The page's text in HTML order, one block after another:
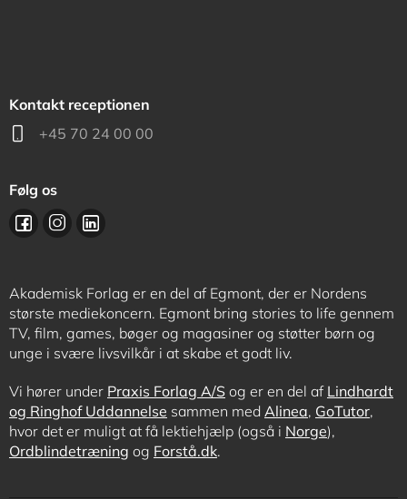
Kontakt receptionen
+45 70 24 00 00
Følg os
Akademisk Forlag er en del af Egmont, der er Nordens
største mediekoncern. Egmont bring stories to life gennem
TV, film, games, bøger og magasiner og støtter børn og
unge i svære livsvilkår i at skabe et godt liv.
Vi hører under Praxis Forlag A/S og er en del af Lindhardt
og Ringhof Uddannelse sammen med Alinea, GoTutor,
hvor det er muligt at få lektiehjælp (også i Norge),
Ordblindetræning og Forstå.dk.